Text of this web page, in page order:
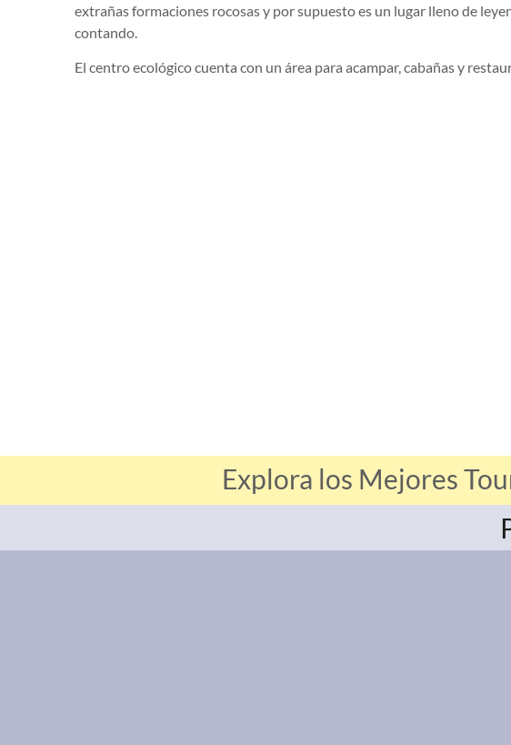
extrañas formaciones rocosas y por supuesto es un lugar lleno de
contando.
El centro ecológico cuenta con un área para acampar, cabañas y
Explora los Mejores